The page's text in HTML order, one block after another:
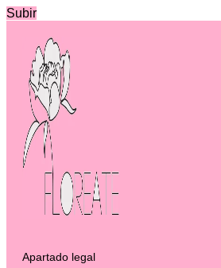
Subir
Apartado legal